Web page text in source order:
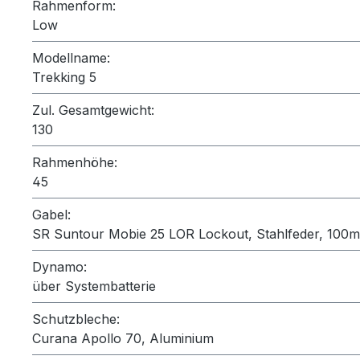
Rahmenform:
Low
Modellname:
Trekking 5
Zul. Gesamtgewicht:
130
Rahmenhöhe:
45
Gabel:
SR Suntour Mobie 25 LOR Lockout, Stahlfeder,
Dynamo:
über Systembatterie
Schutzbleche:
Curana Apollo 70, Aluminium